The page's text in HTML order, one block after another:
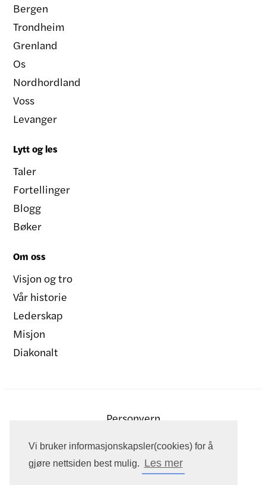
Vi bruker informasjonskapsler(cookies) for å
gjøre nettsiden best mulig. Les mer
Bergen
Trondheim
Grenland
Os
Nordhordland
Voss
Levanger
Lytt og les
Taler
Fortellinger
Blogg
Bøker
Om oss
Visjon og tro
Vår historie
Lederskap
Misjon
Diakonalt
Personvern